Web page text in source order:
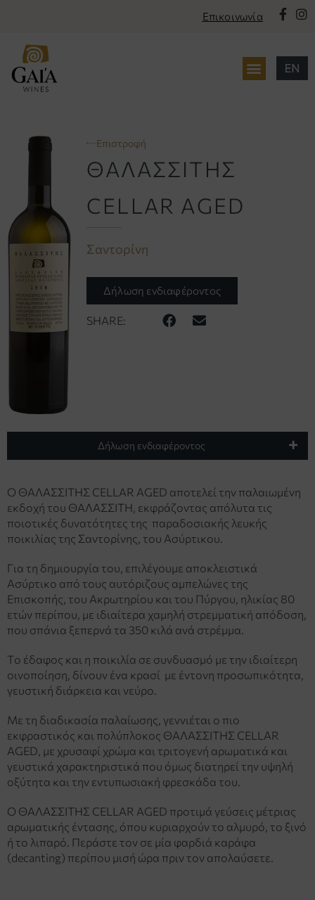
Επικοινωνία
Επιστροφή
ΘΑΛΑΣΣΙΤΗΣ
CELLAR AGED
Σαντορίνη
Δήλωση ενδιαφέροντος
SHARE:
Δήλωση ενδιαφέροντος
O ΘAΛAΣΣITHΣ CELLAR AGED αποτελεί την παλαιωμένη
εκδοχή του ΘΑΛΑΣΣΙΤΗ, εκφράζοντας απόλυτα τις
ποιοτικές δυνατότητες της παραδοσιακής λευκής
ποικιλίας της Σαντορίνης, του Ασύρτικου.
Για τη δημιουργία του, επιλέγουμε αποκλειστικά
Ασύρτικο από τους αυτόριζους αμπελώνες της
Επισκοπής, του Ακρωτηρίου και του Πύργου, ηλικίας 80
ετών περίπου, με ιδιαίτερα χαμηλή στρεμματική απόδοση,
που σπάνια ξεπερνά τα 350 κιλά ανά στρέμμα.
Το έδαφος και η ποικιλία σε συνδυασμό με την ιδιαίτερη
οινοποίηση, δίνουν ένα κρασί με έντονη προσωπικότητα,
γευστική διάρκεια και νεύρο.
Με τη διαδικασία παλαίωσης, γεννιέται ο πιο
εκφραστικός και πολύπλοκος ΘΑΛΑΣΣΙΤΗΣ CELLAR
AGED, με χρυσαφί χρώμα και τριτογενή αρωματικά και
γευστικά χαρακτηριστικά που όμως διατηρεί την υψηλή
οξύτητα και την εντυπωσιακή φρεσκάδα του.
O ΘAΛAΣΣITHΣ CELLAR AGED προτιμά γεύσεις μέτριας
αρωματικής έντασης, όπου κυριαρχούν το αλμυρό, το ξινό
ή το λιπαρό. Περάστε τον σε μία φαρδιά καράφα
(decanting) περίπου μισή ώρα πριν τον απολαύσετε.